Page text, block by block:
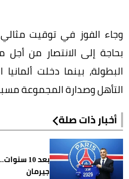
وجاء الفوز في توقيت مثالي
بحاجة إلى الانتصار من
البطولة، بينما دخلت
التأهل وصدارة المجموعة
أخبار ذات صلة
بعد 10
جيرمان